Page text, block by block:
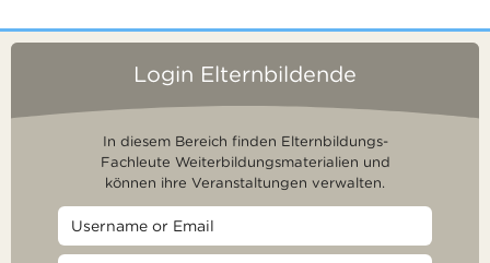
Login Elternbildende
In diesem Bereich finden Elternbildungs-
Fachleute Weiterbildungsmaterialien und
können ihre Veranstaltungen verwalten.